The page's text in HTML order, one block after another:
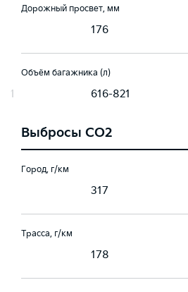
Дорожный просвет, мм
176
Объём багажника (л)
616-821
Выбросы CO2
Город, г/км
317
Трасса, г/км
178